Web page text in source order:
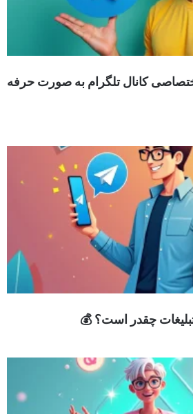
کانال تلگرام به صورت حرفه
تبلیغات چقدر است؟ 💰